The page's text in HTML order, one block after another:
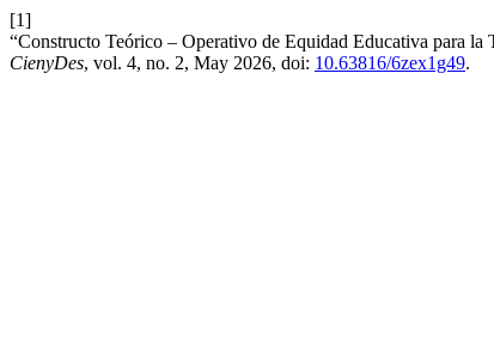
[1]
“Constructo Teórico – Operativo de Equidad Educativa para
CienyDes, vol. 4, no. 2, May 2026, doi: 10.63816/6zex1g49.